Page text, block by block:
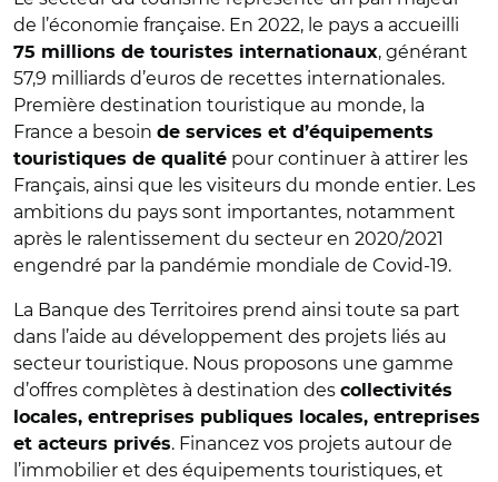
de l’économie française. En 2022, le pays a accueilli
75 millions de touristes internationaux, générant
57,9 milliards d’euros de recettes internationales.
Première destination touristique au monde, la
France a besoin de services et d’équipements
touristiques de qualité pour continuer à attirer les
Français, ainsi que les visiteurs du monde entier. Les
ambitions du pays sont importantes, notamment
après le ralentissement du secteur en 2020/2021
engendré par la pandémie mondiale de Covid-19.
La Banque des Territoires prend ainsi toute sa part
dans l’aide au développement des projets liés au
secteur touristique. Nous proposons une gamme
d’offres complètes à destination des collectivités
locales, entreprises publiques locales, entreprises
et acteurs privés. Financez vos projets autour de
l’immobilier et des équipements touristiques, et